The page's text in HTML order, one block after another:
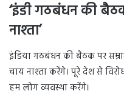
‘इंडी गठबंधन की
नाश्ता’
इंडिया गठबंधन की बैठक पर
चाय नाश्ता करेंगे। पूरे देश से
हम लोग व्यवस्था करेंगे।